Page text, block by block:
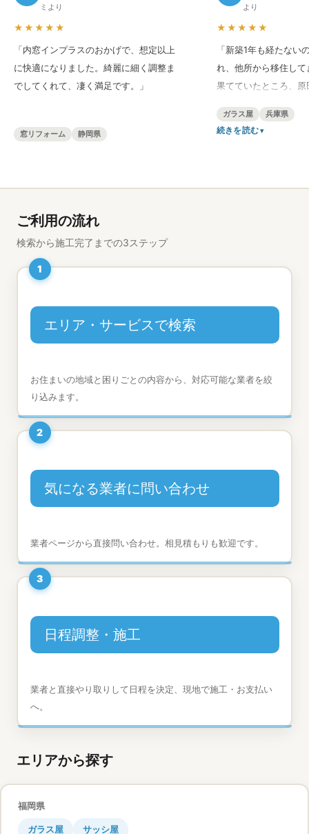
ミより
★★★★★
「内窓インプラスのおかげで、想定以上
に快適になりました。綺麗に細く調整ま
でしてくれて、凄く満足です。」
窓リフォーム 静岡県
より
★★★★★
「新築1年も経たない
れ、他所から移住し
果てていたところ、
くれて、バッチリス
ガラス屋 兵庫県
続きを読む
ご利用の流れ
検索から施工完了までの3ステップ
1
エリア・サービスで検索
お住まいの地域と困りごとの内容から、対応可能な業者を絞
り込みます。
2
気になる業者に問い合わせ
業者ページから直接問い合わせ。相見積もりも歓迎です。
3
日程調整・施工
業者と直接やり取りして日程を決定、現地で施工・お支払い
へ。
エリアから探す
福岡県
ガラス屋 サッシ屋